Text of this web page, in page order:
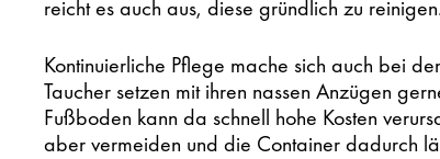
reicht es auch aus, diese gründlich zu
Kontinuierliche Pflege mache sich auch bei
Taucher setzen mit ihren nassen Anzügen
Fußboden kann da schnell hohe Kosten
aber vermeiden und die Container dadurch